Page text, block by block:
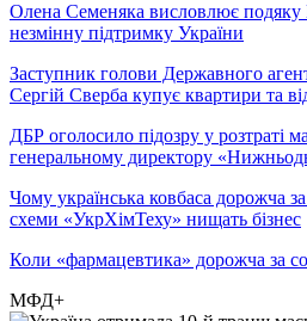
Олена Семеняка висловлює подяку
незмінну підтримку України
Заступник голови Державного
Сергій Сверба купує квартири та
ДБР оголосило підозру у розтраті
генеральному директору
Чому українська ковбаса дорожча за
схеми «УкрХімТеху» нищать бізнес
Коли «фармацевтика» дорожча за
МФД+